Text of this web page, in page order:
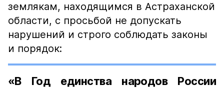
землякам, находящимся в Астраханской
области, с просьбой не допускать
нарушений и строго соблюдать законы
и порядок:
«В Год единства народов России